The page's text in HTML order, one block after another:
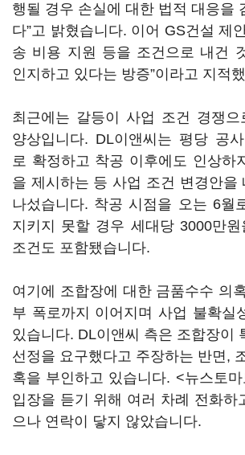
행될 경우 손실에 대한 법적 대응을
다”고 밝혔습니다. 이어 GS건설 제
송 비용 지원 등을 조건으로 내건
인지하고 있다는 방증”이라고 지적
최근에는 갈등이 사업 조건 경쟁으
양상입니다. DL이앤씨는 평당 공
로 확정하고 착공 이후에도 인상하
을 제시하는 등 사업 조건 변경안을
나섰습니다. 착공 시점을 오는 6월
지키지 못할 경우 세대당 3000만원
조건도 포함됐습니다.
여기에 조합장에 대한 금품수수 의
부 폭로까지 이어지며 사업 불확실
있습니다. DL이앤씨 측은 조합장이
선정을 요구했다고 주장하는 반면,
혹을 부인하고 있습니다. <뉴스토
입장을 듣기 위해 여러 차례 전화하
으나 연락이 닿지 않았습니다.